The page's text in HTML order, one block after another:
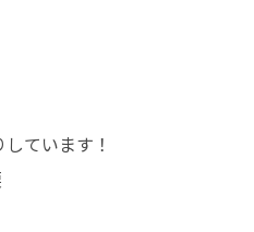
ています！